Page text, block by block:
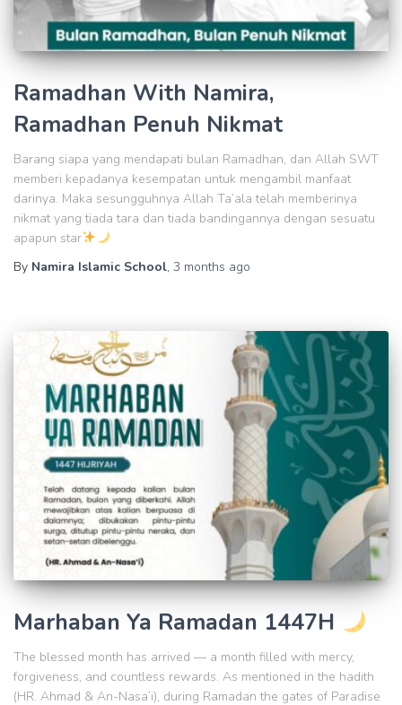
Ramadhan With Namira,
Ramadhan Penuh Nikmat
Barang siapa yang mendapati bulan Ramadhan, dan Allah SWT
memberi kepadanya kesempatan untuk mengambil manfaat
darinya. Maka sesungguhnya Allah Ta’ala telah memberinya
nikmat yang tiada tara dan tiada bandingannya dengan sesuatu
apapun star
By Namira Islamic School, 3 months ago
Marhaban Ya Ramadan 1447H
The blessed month has arrived — a month filled with mercy,
forgiveness, and countless rewards. As mentioned in the hadith
(HR. Ahmad & An-Nasa’i), during Ramadan the gates of Paradise